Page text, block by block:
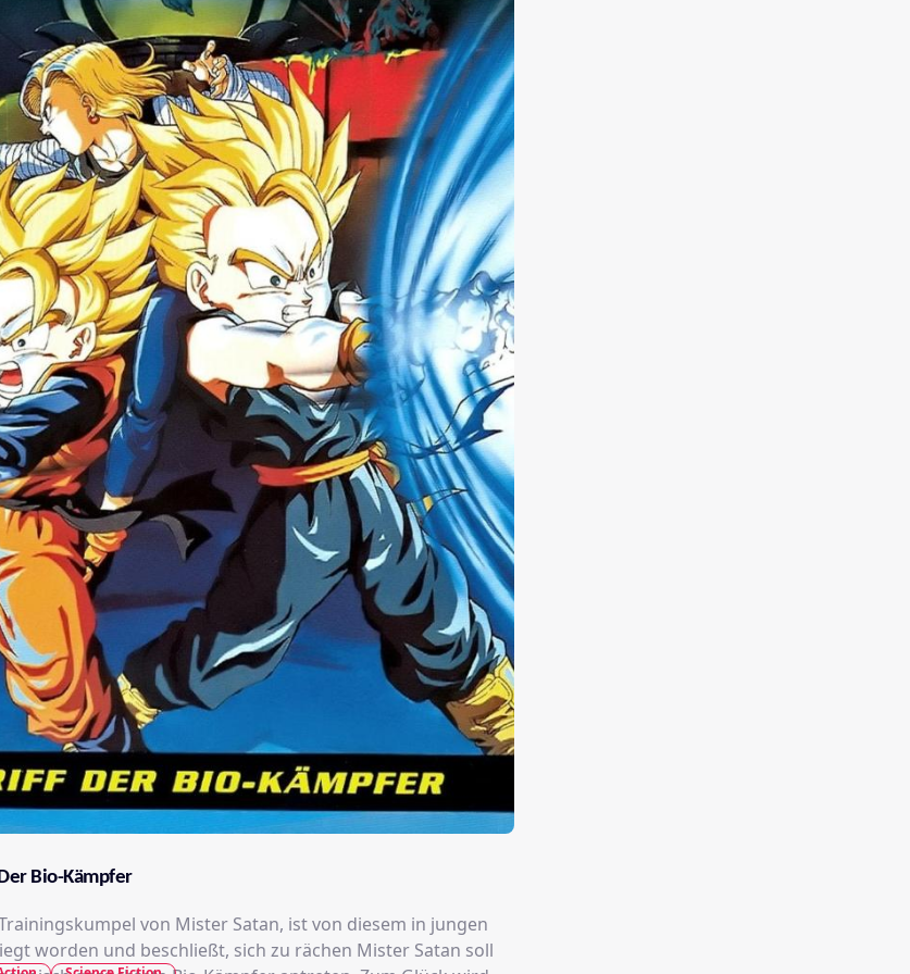
Bio-Kämpfer
von Mister Satan, ist von diesem in jungen
worden und beschließt, sich zu rächen Mister Satan soll